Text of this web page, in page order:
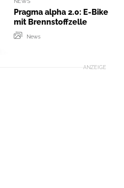
Pragma alpha 2.0: E-Bike
mit Brennstoffzelle
News
ANZEIGE